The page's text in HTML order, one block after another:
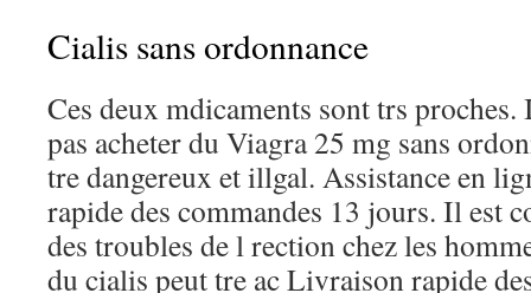
Cialis sans ordonnance
Ces deux mdicaments sont trs
pas acheter du Viagra 25 mg sans
tre dangereux et illgal. Assistance en
rapide des commandes 13 jours. Il est
des troubles de l rection chez les
du cialis peut tre ac Livraison rapide